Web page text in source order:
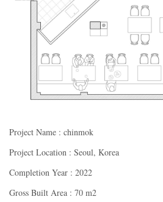
Project Name : chinmok
Project Location : Seoul, Korea
Completion Year : 2022
Gross Built Area : 70 m2